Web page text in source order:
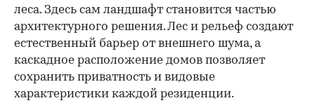
леса. Здесь сам ландшафт становится частью
архитектурного решения. Лес и рельеф создают
естественный барьер от внешнего шума, а
каскадное расположение домов позволяет
сохранить приватность и видовые
характеристики каждой резиденции.